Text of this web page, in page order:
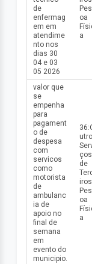
de
enfermag
em em
atendime
nto nos
dias 30
04 e 03
05 2026
oa
a
valor que
se
empenha
para
pagament
o de
despesa
com
servicos
como
motorista
de
ambulanc
ia de
apoio no
final de
semana
em
evento do
municipio.
ços
de
oa
a